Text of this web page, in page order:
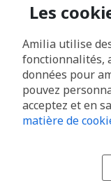
Les
Amilia utilise
fonctionnalités,
données pour
pouvez
acceptez et en
matière de